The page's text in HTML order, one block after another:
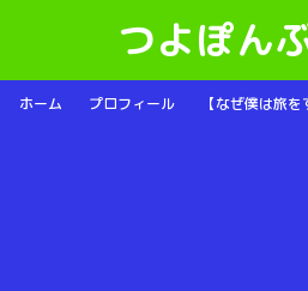
つよぽん
ホーム プロフィール 【なぜ僕は旅を